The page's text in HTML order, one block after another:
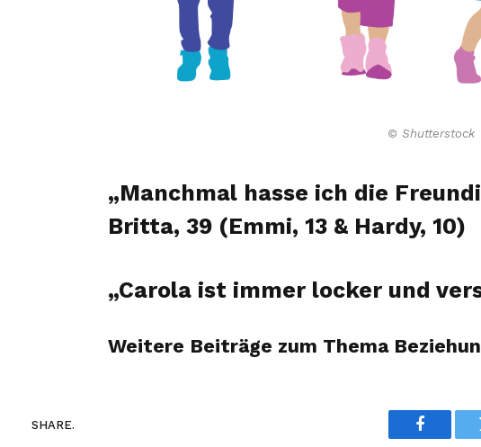
© Shutterstock
„Manchmal hasse ich die
Britta, 39 (Emmi, 13 & Hardy, 10)
„Carola ist immer locker und
Weitere Beiträge zum Thema
SHARE.
Facebook